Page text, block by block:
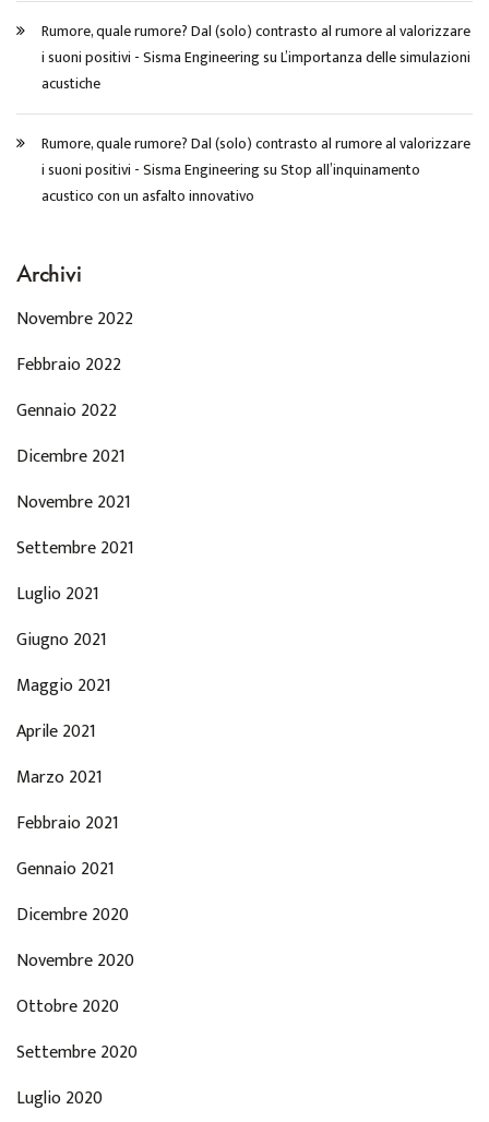
Rumore, quale rumore? Dal (solo) contrasto al rumore al valorizzare
i suoni positivi - Sisma EngineeringsuL’importanza delle simulazioni
acustiche
Rumore, quale rumore? Dal (solo) contrasto al rumore al valorizzare
i suoni positivi - Sisma EngineeringsuStop all’inquinamento
acustico con un asfalto innovativo
Archivi
Novembre 2022
Febbraio 2022
Gennaio 2022
Dicembre 2021
Novembre 2021
Settembre 2021
Luglio 2021
Giugno 2021
Maggio 2021
Aprile 2021
Marzo 2021
Febbraio 2021
Gennaio 2021
Dicembre 2020
Novembre 2020
Ottobre 2020
Settembre 2020
Luglio 2020